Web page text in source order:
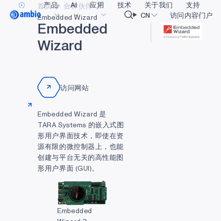
产品 AI 应用
智能遥控器
智能卡
可穿戴设备
游戏
可听戴设备
技术
turboSPOT
关于我们 支持
CN 访问内容门户
首页
合作伙伴
Embedded Wizard
Em bed d ed
Wizard
访问网站
Embedded Wizard 是
TARA Systems 的嵌入式图
形用户界面技术，即使在资
源有限的微控制器上，也能
创建与平台无关的高性能图
形用户界面 (GUI)。
Embedded
Video title